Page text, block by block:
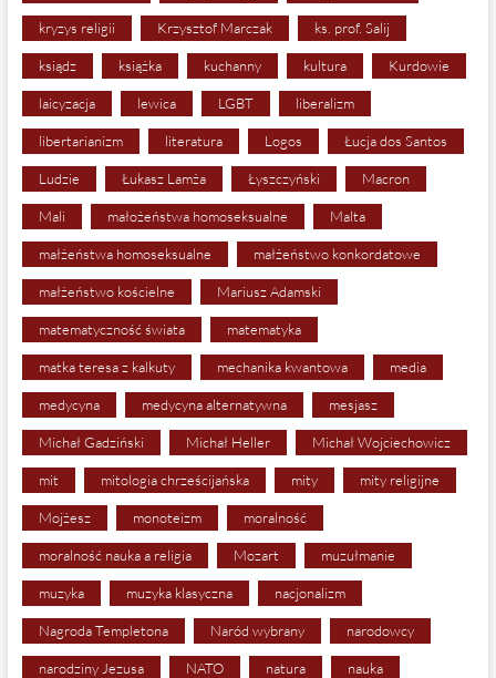
kryzys religii Krzysztof Marczak ks. prof. Salij
ksiądz książka kuchanny kultura Kurdowie
laicyzacja lewica LGBT liberalizm
libertarianizm literatura Logos Łucja dos Santos
Ludzie Łukasz Lamża Łyszczyński Macron
Mali małożeństwa homoseksualne Malta
małżeństwa homoseksualne małżeństwo konkordatowe
małżeństwo kościelne Mariusz Adamski
matematyczność świata matematyka
matka teresa z kalkuty mechanika kwantowa media
medycyna medycyna alternatywna mesjasz
Michał Gadziński Michał Heller Michał Wojciechowicz
mit mitologia chrześcijańska mity mity religijne
Mojżesz monoteizm moralność
moralność nauka a religia Mozart muzułmanie
muzyka muzyka klasyczna nacjonalizm
Nagroda Templetona Naród wybrany narodowcy
narodziny Jezusa NATO natura nauka